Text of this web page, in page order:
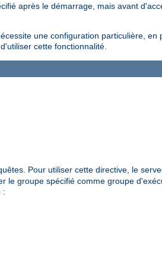
après le démarrage, mais avant
une configuration particulière, en
cette fonctionnalité.
Pour utiliser cette directive, le
groupe spécifié comme groupe
: